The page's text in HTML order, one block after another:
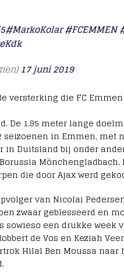
#MarkoKolar#FCEMMEN
17 juni 2019
versterking die FC
De 1.95 meter lange
in Emmen, met
Duitsland bij onder
die door Ajax werd
van Nicolai
zwaar geblesseerd en
sowieso een drukke week
de Vos en Keziah
Hilal Ben Moussa naar